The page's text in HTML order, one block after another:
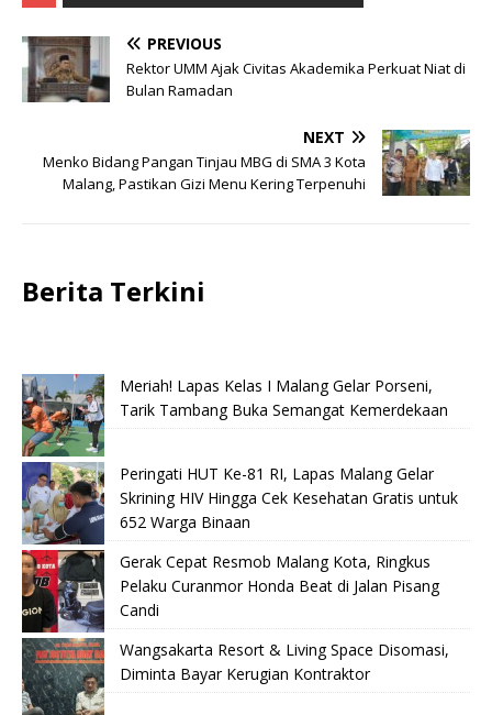
PREVIOUS
Rektor UMM Ajak Civitas Akademika Perkuat Niat di
Bulan Ramadan
NEXT
Menko Bidang Pangan Tinjau MBG di SMA 3 Kota
Malang, Pastikan Gizi Menu Kering Terpenuhi
Berita Terkini
Meriah! Lapas Kelas I Malang Gelar Porseni,
Tarik Tambang Buka Semangat Kemerdekaan
Peringati HUT Ke-81 RI, Lapas Malang Gelar
Skrining HIV Hingga Cek Kesehatan Gratis untuk
652 Warga Binaan
Gerak Cepat Resmob Malang Kota, Ringkus
Pelaku Curanmor Honda Beat di Jalan Pisang
Candi
Wangsakarta Resort & Living Space Disomasi,
Diminta Bayar Kerugian Kontraktor